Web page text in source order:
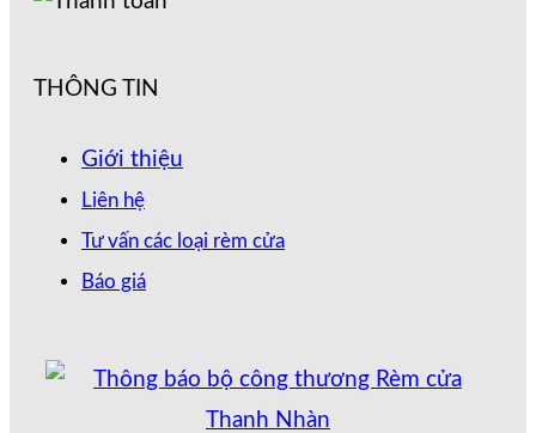
THÔNG TIN
Giới thiệu
Liên hệ
Tư vấn các loại rèm cửa
Báo giá